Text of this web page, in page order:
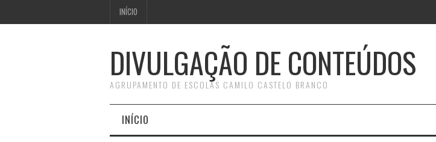
INÍCIO
DIVULGAÇÃO DE CONTEÚDOS
AGRUPAMENTO DE ESCOLAS CAMILO CASTELO BRANCO
INÍCIO